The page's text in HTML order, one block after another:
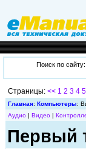
Поиск по сайту:
Страницы: << 1 2 3 4 5
Главная: Компьютеры:
Аудио| Видео|
Первый